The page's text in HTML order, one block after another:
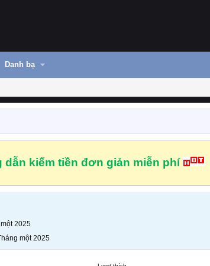
Danh bạ
dẫn kiếm tiền đơn giản miễn phí
2025
một 2025